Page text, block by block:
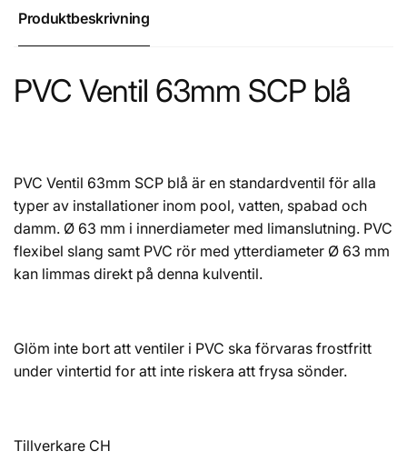
Produktbeskrivning
PVC Ventil 63mm SCP blå
PVC Ventil 63mm SCP blå är en standardventil för alla
typer av installationer inom pool, vatten, spabad och
damm. Ø 63 mm i innerdiameter med limanslutning. PVC
flexibel slang samt PVC rör med ytterdiameter Ø 63 mm
kan limmas direkt på denna kulventil.
Glöm inte bort att ventiler i PVC ska förvaras frostfritt
under vintertid for att inte riskera att frysa sönder.
Tillverkare CH